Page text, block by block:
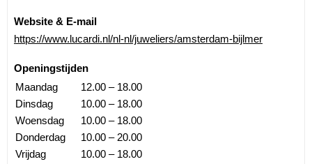
Website & E-mail
https://www.lucardi.nl/nl-nl/juweliers/amsterdam-bijlmer
Openingstijden
Maandag
12.00 – 18.00
Dinsdag
10.00 – 18.00
Woensdag
10.00 – 18.00
Donderdag
10.00 – 20.00
Vrijdag
10.00 – 18.00